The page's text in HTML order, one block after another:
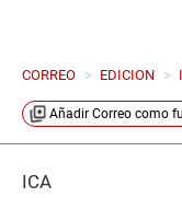
CORREO > EDICION >
Añadir Correo como
ICA